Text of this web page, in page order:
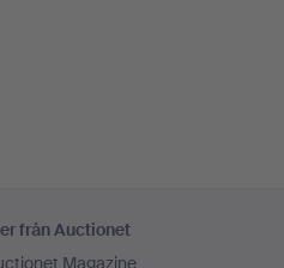
från Auctionet
Magazine